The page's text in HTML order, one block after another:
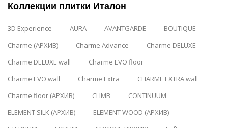
Коллекции плитки Италон
3D Experience AURA AVANTGARDE
BOUTIQUE
Charme (АРХИВ)
Charme Advance
Charme DELUXE
Charme DELUXE wall
Charme EVO floor
Charme EVO wall
Charme Extra
CHARME EXTRA wall
Charme floor (АРХИВ)
CLIMB
CONTINUUM
ELEMENT SILK (АРХИВ)
ELEMENT WOOD (АРХИВ)